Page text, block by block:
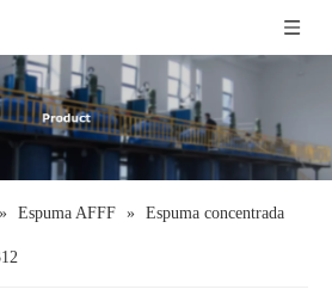
» Espuma AFFF » Espuma concentrada